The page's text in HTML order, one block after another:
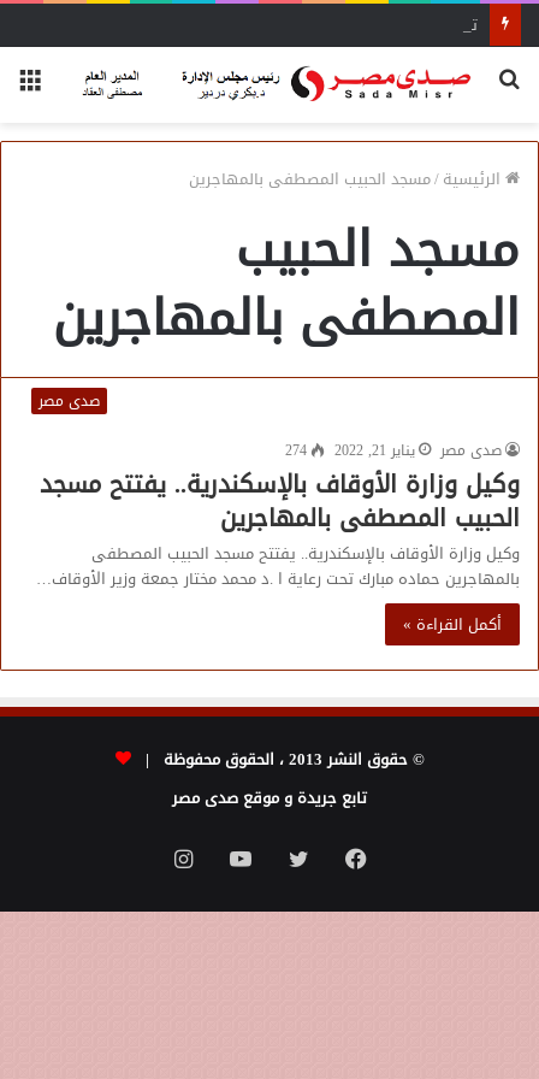
بحث
الرئيسية/مسجد الحبيب المصطفى بالمهاجرين
مسجد الحبيب
المصطفى بالمهاجرين
صدى مصر
صدى مصر
يناير 21, 2022 274
وكيل وزارة الأوقاف بالإسكندرية.. يفتتح مسجد
الحبيب المصطفى بالمهاجرين
وكيل وزارة الأوقاف بالإسكندرية.. يفتتح مسجد الحبيب المصطفى
بالمهاجرين حماده مبارك تحت رعاية ا .د محمد مختار جمعة وزير الأوقاف…
أكمل القراءة »
© حقوق النشر 2013 ، الحقوق محفوظة |
تابع جريدة و موقع صدى مصر
فيسبوك تويتر يوتيوبانستقرام